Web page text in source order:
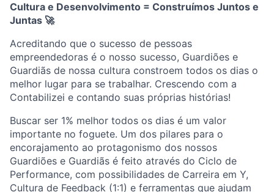
Cultura e Desenvolvimento = Construímos Juntos e
Juntas 🚀
Acreditando que o sucesso de pessoas
empreendedoras é o nosso sucesso, Guardiões e
Guardiãs de nossa cultura constroem todos os dias o
melhor lugar para se trabalhar. Crescendo com a
Contabilizei e contando suas próprias histórias!
Buscar ser 1% melhor todos os dias é um valor
importante no foguete. Um dos pilares para o
encorajamento ao protagonismo dos nossos
Guardiões e Guardiãs é feito através do Ciclo de
Performance, com possibilidades de Carreira em Y,
Cultura de Feedback (1:1) e ferramentas que ajudam